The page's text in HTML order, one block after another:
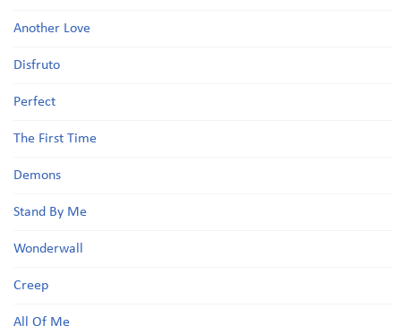
Another Love
Disfruto
Perfect
The First Time
Demons
Stand By Me
Wonderwall
Creep
All Of Me